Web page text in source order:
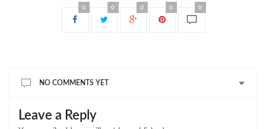
0 0 0 0 0
NO COMMENTS YET
Leave a Reply